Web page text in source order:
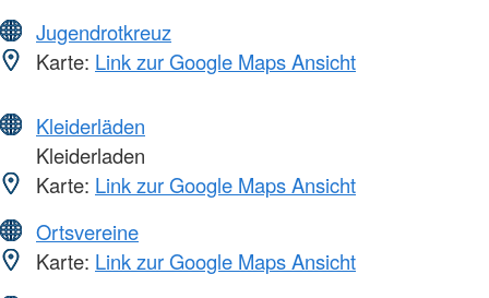
Jugendrotkreuz
Karte: Link zur Google Maps Ansicht
Kleiderläden
Kleiderladen
Karte: Link zur Google Maps Ansicht
Ortsvereine
Karte: Link zur Google Maps Ansicht